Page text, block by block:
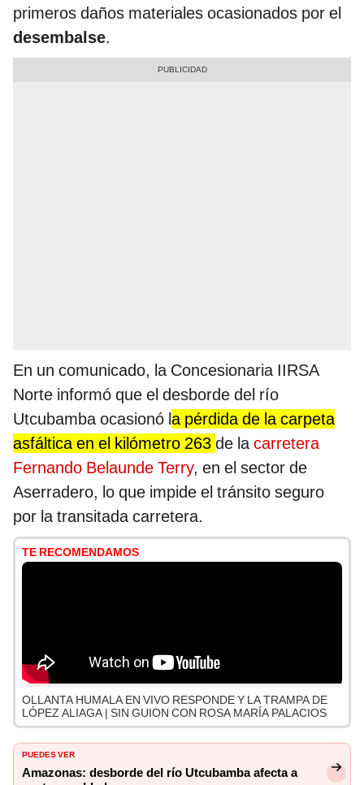
primeros daños materiales ocasionados por el
desembalse.
En un comunicado, la Concesionaria IIRSA
Norte informó que el desborde del río
Utcubamba ocasionó la pérdida de la carpeta
asfáltica en el kilómetro 263 de lacarretera
Fernando Belaunde Terry, en el sector de
Aserradero, lo que impide el tránsito seguro
por la transitada carretera.
TE RECOMENDAMOS
OLLANTA HUMALA EN VIVO RESPONDE Y LA TRAMPA DE
LÓPEZ ALIAGA | SIN GUION CON ROSA MARÍA PALACIOS
PUEDES VER
Amazonas: desborde del río Utcubamba afecta a